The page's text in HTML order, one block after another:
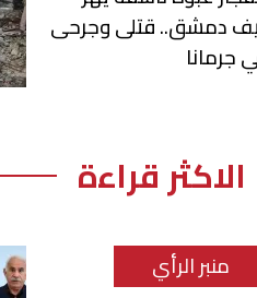
دمشق.. قتلى وجرحى
جرمانا
الاكثر قراءة
منبر الرأي